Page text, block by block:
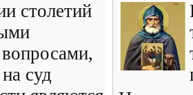
столетий
суд